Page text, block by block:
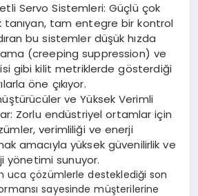
Servo Sistemleri: Güçlü çok
tanıyan, tam entegre bir kontrol
bu sistemler düşük hızda
(creeping suppression) ve
gibi kilit metriklerde gösterdiği
öne çıkıyor.
ve Yüksek Verimli
: Zorlu endüstriyel ortamlar için
verimliliği ve enerji
amacıyla yüksek güvenilirlik ve
yönetimi sunuyor.
uca çözümlerle desteklediği son
sayesinde müşterilerine